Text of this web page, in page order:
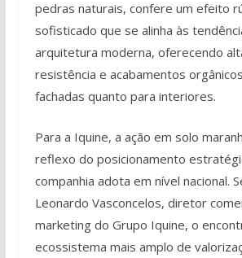
pedras naturais, confere um efeito
sofisticado que se alinha às
arquitetura moderna, oferecendo
resistência e acabamentos
fachadas quanto para interiores.
Para a Iquine, a ação em solo
reflexo do posicionamento
companhia adota em nível nacional.
Leonardo Vasconcelos, diretor
marketing do Grupo Iquine, o
ecossistema mais amplo de